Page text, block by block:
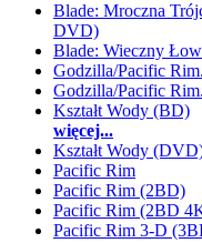
Blade: Mroczna
DVD)
Blade: Wieczny
Godzilla/Pacific
Godzilla/Pacific
Kształt Wody (BD)
więcej...
Kształt Wody
Pacific Rim
Pacific Rim (2BD)
Pacific Rim (2BD
Pacific Rim 3-D